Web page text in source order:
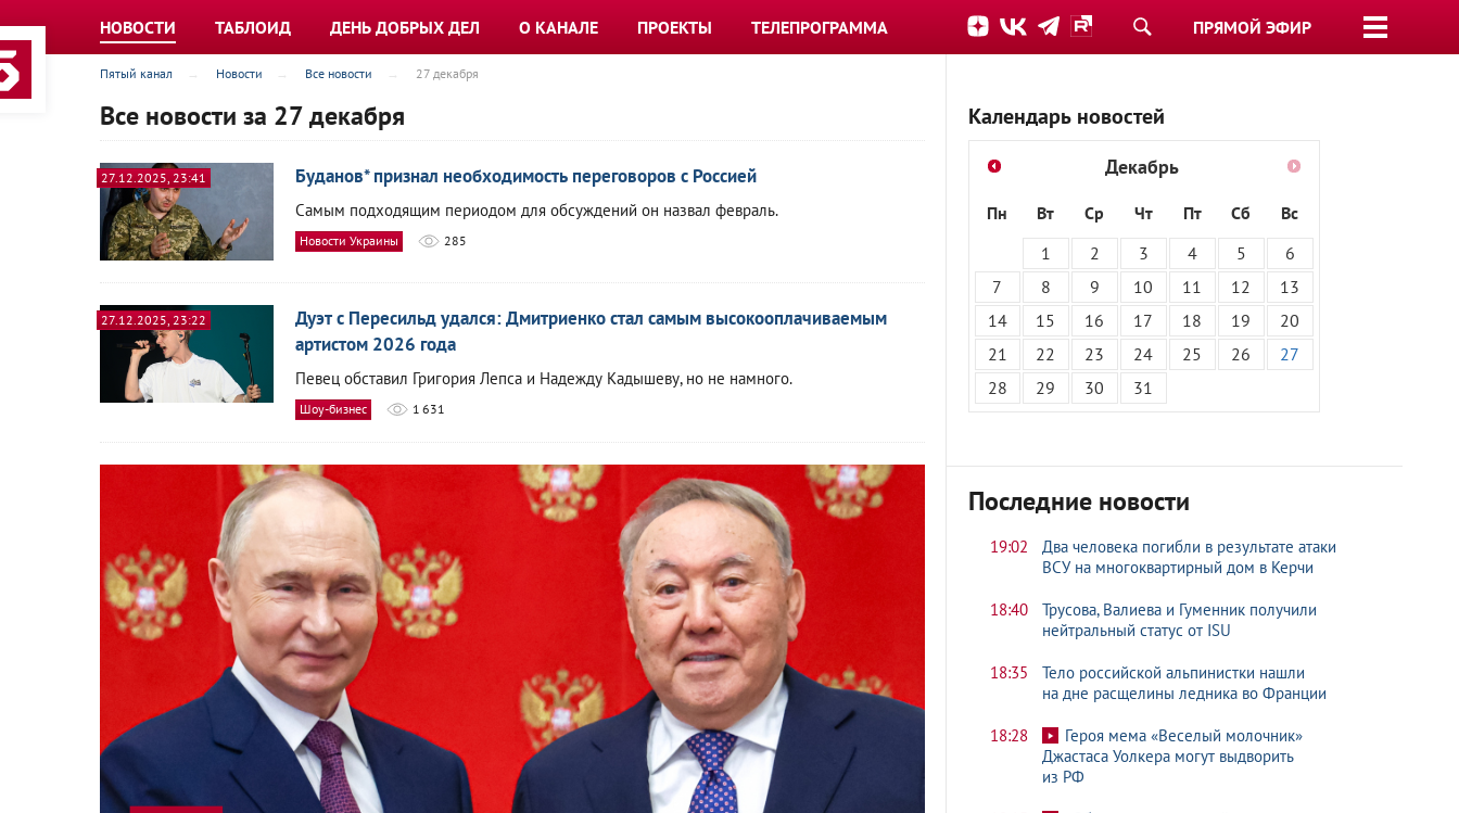
ПРЯМОЙ ЭФИР
НОВОСТИ ТАБЛОИД ДЕНЬ ДОБРЫХ ДЕЛ О КАНАЛЕ ПРОЕКТЫ ТЕЛЕПРОГРАММА
Пятый канал Новости Все новости 27 декабря
Все новости за 27 декабря
27.12.2025, 23:41 Буданов* признал необходимость переговоров с Россией
Самым подходящим периодом для обсуждений он назвал февраль.
Новости Украины 285
27.12.2025, 23:22
Дуэт с Пересильд удался: Дмитриенко стал самым высокооплачиваемым
артистом 2026 года
Певец обставил Григория Лепса и Надежду Кадышеву, но не намного.
Шоу-бизнес 1 631
Календарь новостей
Декабрь
Пн Вт Ср Чт Пт Сб
Вс
1
2 3 4 5
6
7
8 9 10 11 12
13
14
15 16 17 18 19
20
21
22 23 24 25 26
27
28
29 30 31
Последние новости
19:02
Два человека погибли в результате атаки
ВСУ на многоквартирный дом в Керчи
18:40
Трусова, Валиева и Гуменник получили
нейтральный статус от ISU
18:35
Тело российской альпинистки нашли
на дне расщелины ледника во Франции
18:28
Героя мема «Веселый молочник»
Джастаса Уолкера могут выдворить
из РФ